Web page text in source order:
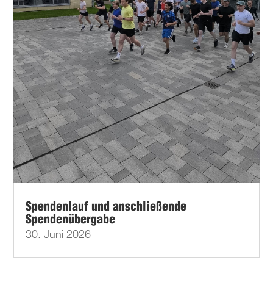
Spendenlauf und anschließende
Spendenübergabe
30. Juni 2026